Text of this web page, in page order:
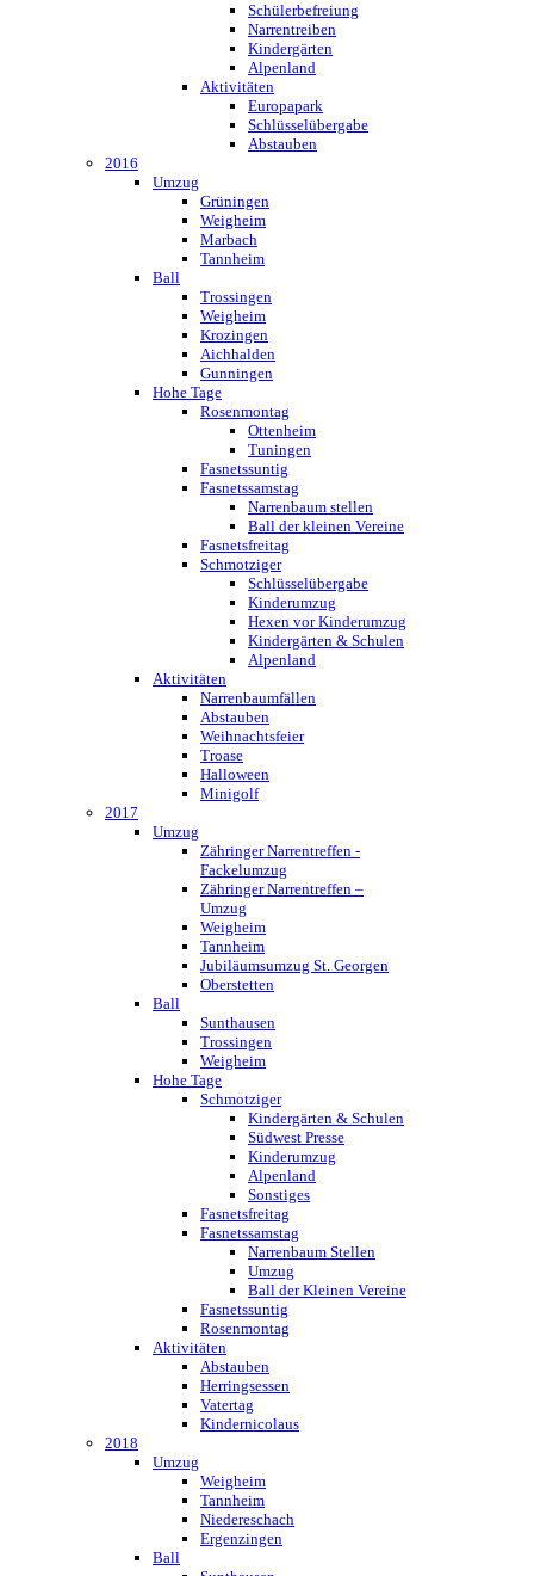
Schülerbefreiung
Narrentreiben
Kindergärten
Alpenland
Aktivitäten
Europapark
Schlüsselübergabe
Abstauben
2016
Umzug
Grüningen
Weigheim
Marbach
Tannheim
Ball
Trossingen
Weigheim
Krozingen
Aichhalden
Gunningen
Hohe Tage
Rosenmontag
Ottenheim
Tuningen
Fasnetssuntig
Fasnetssamstag
Narrenbaum stellen
Ball der kleinen Vereine
Fasnetsfreitag
Schmotziger
Schlüsselübergabe
Kinderumzug
Hexen vor Kinderumzug
Kindergärten & Schulen
Alpenland
Aktivitäten
Narrenbaumfällen
Abstauben
Weihnachtsfeier
Troase
Halloween
Minigolf
2017
Umzug
Zähringer Narrentreffen -
Fackelumzug
Zähringer Narrentreffen –
Umzug
Weigheim
Tannheim
Jubiläumsumzug St. Georgen
Oberstetten
Ball
Sunthausen
Trossingen
Weigheim
Hohe Tage
Schmotziger
Kindergärten & Schulen
Südwest Presse
Kinderumzug
Alpenland
Sonstiges
Fasnetsfreitag
Fasnetssamstag
Narrenbaum Stellen
Umzug
Ball der Kleinen Vereine
Fasnetssuntig
Rosenmontag
Aktivitäten
Abstauben
Herringsessen
Vatertag
Kindernicolaus
2018
Umzug
Weigheim
Tannheim
Niedereschach
Ergenzingen
Ball